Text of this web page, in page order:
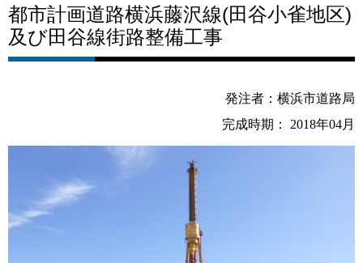
都市計画道路横浜藤沢線(田谷小雀地区)
及び田谷線街路整備工事
発注者：横浜市道路局
完成時期： 2018年04月